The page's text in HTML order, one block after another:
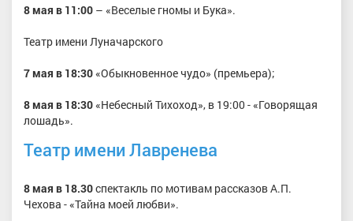
8 мая в 11:00 – «Веселые гномы и Бука».
Театр имени Луначарского
7 мая в 18:30«Обыкновенное чудо» (премьера);
8 мая в 18:30«Небесный Тихоход», в 19:00 - «Говорящая
лошадь».
Театр имени Лавренева
8 мая в 18.30спектакль по мотивам рассказов А.П.
Чехова - «Тайна моей любви».